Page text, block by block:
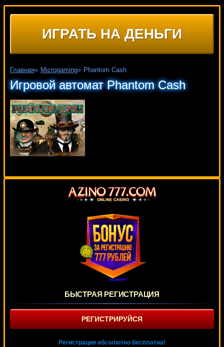
ИГРАТЬ НА ДЕНЬГИ
Главная» Microgaming» Phantom Cash
Игровой автомат Phantom Cash
БЫСТРАЯ РЕГИСТРАЦИЯ
РЕГИСТРИРУЙСЯ
Регистрация абсолютно бесплатна!